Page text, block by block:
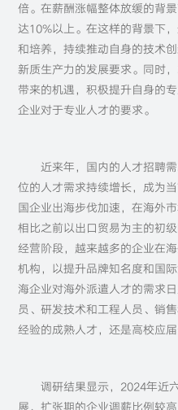
倍。在薪酬涨幅整体放缓的背
达10%以上。在这样的背景下
和培养，持续推动自身的技术
新质生产力的发展要求。同时
带来的机遇，积极提升自身的
企业对于专业人才的要求。
近来年，国内的人才招聘
位的人才需求持续增长，成为
国企业出海步伐加速，在海外
相比之前以出口贸易为主的初
经营阶段，越来越多的企业在
机构，以提升品牌知名度和国
海企业对海外派遣人才的需求
员、研发技术和工程人员、销
经验的成熟人才，还是高校应
调研结果显示，2024年近
展、扩张期的企业调薪比例较